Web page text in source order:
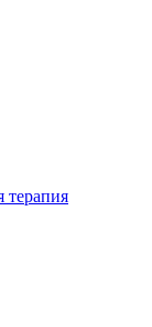
терапия